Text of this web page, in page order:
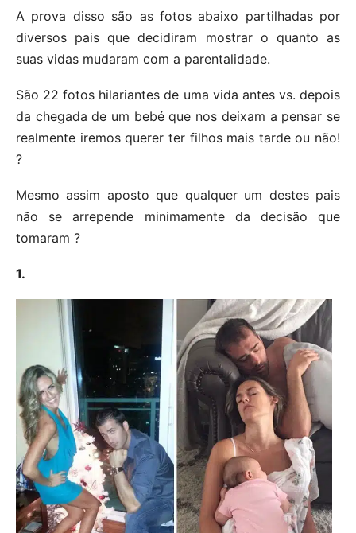
A prova disso são as fotos abaixo partilhadas por
diversos pais que decidiram mostrar o quanto as
suas vidas mudaram com a parentalidade.
São 22 fotos hilariantes de uma vida antes vs. depois
da chegada de um bebé que nos deixam a pensar se
realmente iremos querer ter filhos mais tarde ou não!
?
Mesmo assim aposto que qualquer um destes pais
não se arrepende minimamente da decisão que
tomaram ?
1.